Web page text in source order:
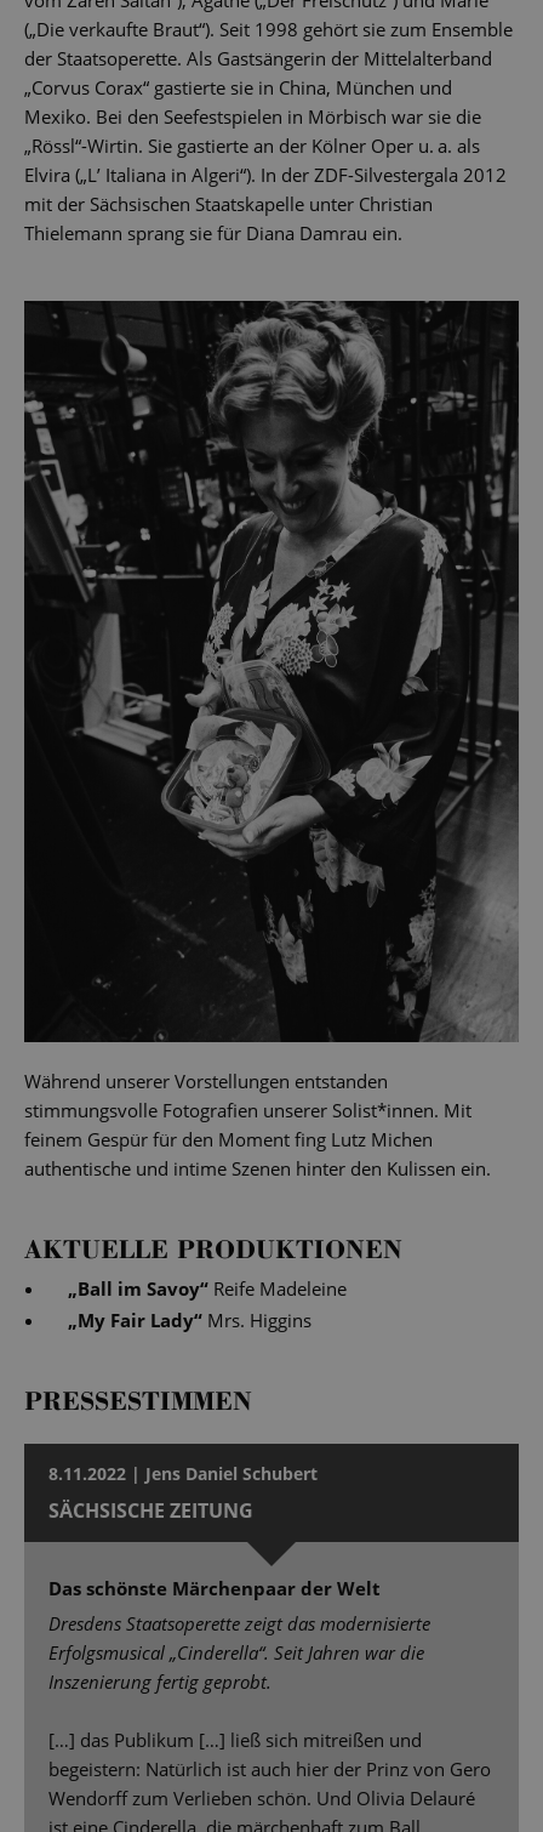
(„Die verkaufte Braut“). Seit 1998 gehört sie zum Ensemble
der Staatsoperette. Als Gastsängerin der Mittelalterband
„Corvus Corax“ gastierte sie in China, München und
Mexiko. Bei den Seefestspielen in Mörbisch war sie die
„Rössl“-Wirtin. Sie gastierte an der Kölner Oper u. a. als
Elvira („L’ Italiana in Algeri“). In der ZDF-Silvestergala 2012
mit der Sächsischen Staatskapelle unter Christian
Thielemann sprang sie für Diana Damrau ein.
Während unserer Vorstellungen entstanden
stimmungsvolle Fotografien unserer Solist*innen. Mit
feinem Gespür für den Moment fing Lutz Michen
authentische und intime Szenen hinter den Kulissen ein.
AKTUELLE PRODUKTIONEN
„Ball im Savoy“ Reife Madeleine
„My Fair Lady“ Mrs. Higgins
PRESSESTIMMEN
8.11.2022 | Jens Daniel Schubert
SÄCHSISCHE ZEITUNG
Das schönste Märchenpaar der Welt
Dresdens Staatsoperette zeigt das modernisierte
Erfolgsmusical „Cinderella“. Seit Jahren war die
Inszenierung fertig geprobt.
[…] das Publikum […] ließ sich mitreißen und
begeistern: Natürlich ist auch hier der Prinz von Gero
Wendorff zum Verlieben schön. Und Olivia Delauré